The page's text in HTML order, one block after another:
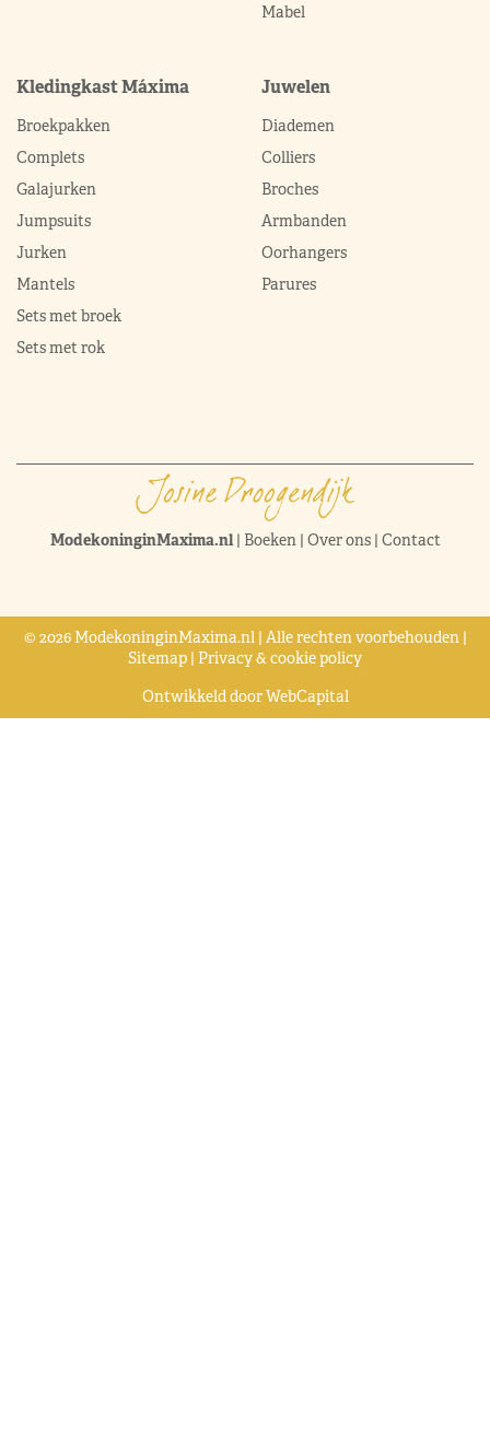
Mabel
Kledingkast Máxima
Broekpakken
Complets
Galajurken
Jumpsuits
Jurken
Mantels
Sets met broek
Sets met rok
Juwelen
Diademen
Colliers
Broches
Armbanden
Oorhangers
Parures
ModekoninginMaxima.nl| Boeken| Over ons| Contact
© 2026 ModekoninginMaxima.nl | Alle rechten voorbehouden |
Sitemap | Privacy & cookie policy
Ontwikkeld doorWebCapital